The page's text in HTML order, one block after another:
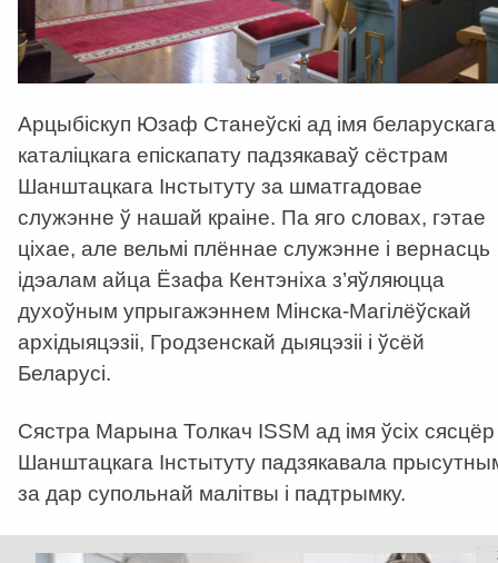
Арцыбіскуп Юзаф Станеўскі ад імя беларускага
каталіцкага епіскапату падзякаваў сёстрам
Шанштацкага Інстытуту за шматгадовае
служэнне ў нашай краіне. Па яго словах, гэтае
ціхае, але вельмі плённае служэнне і вернасць
ідэалам айца Ёзафа Кентэніха з’яўляюцца
духоўным упрыгажэннем Мінска-Магілёўскай
архідыяцэзіі, Гродзенскай дыяцэзіі і ўсёй
Беларусі.
Сястра Марына Толкач ISSM ад імя ўсіх сясцёр
Шанштацкага Інстытуту падзякавала
за дар супольнай малітвы і падтрымку.